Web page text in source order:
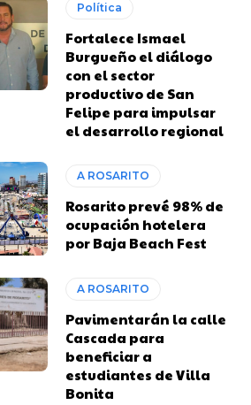
Política
Fortalece Ismael
Burgueño el diálogo
con el sector
productivo de San
Felipe para impulsar
el desarrollo regional
A ROSARITO
Rosarito prevé 98% de
ocupación hotelera
por Baja Beach Fest
A ROSARITO
Pavimentarán la calle
Cascada para
beneficiar a
estudiantes de Villa
Bonita